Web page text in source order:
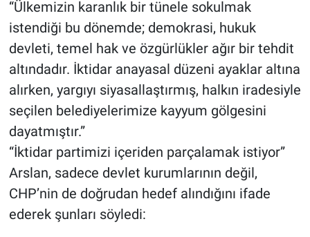
“Ülkemizin karanlık bir tünele sokulmak
istendiği bu dönemde; demokrasi, hukuk
devleti, temel hak ve özgürlükler ağır bir tehdit
altındadır. İktidar anayasal düzeni ayaklar altına
alırken, yargıyı siyasallaştırmış, halkın iradesiyle
seçilen belediyelerimize kayyum gölgesini
dayatmıştır.”
“İktidar partimizi içeriden parçalamak istiyor”
Arslan, sadece devlet kurumlarının değil,
CHP’nin de doğrudan hedef alındığını ifade
ederek şunları söyledi: